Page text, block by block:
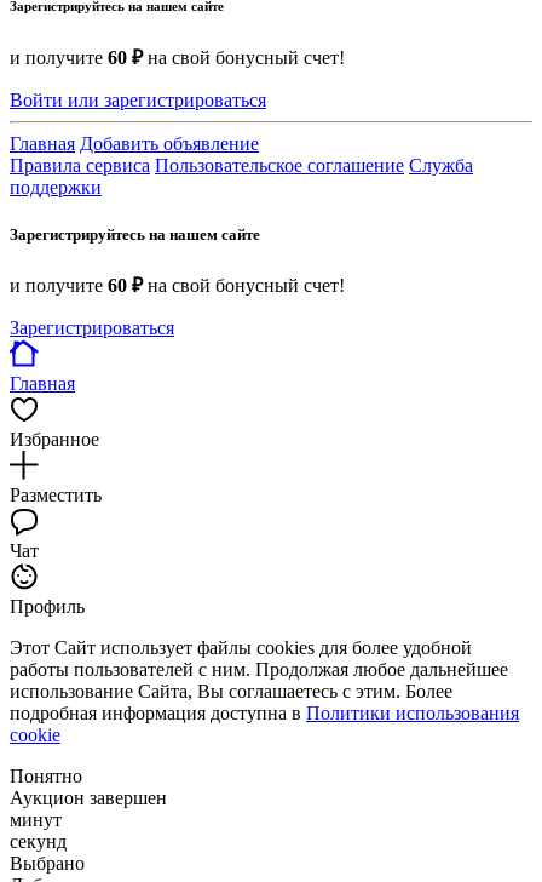
Зарегистрируйтесь на нашем сайте
и получите 60 ₽на свой бонусный счет!
Войти или зарегистрироваться
Главная Добавить объявление
Правила сервиса Пользовательское соглашение Служба
поддержки
Зарегистрируйтесь на нашем сайте
и получите 60 ₽на свой бонусный счет!
Зарегистрироваться
Главная
Избранное
Разместить
Чат
Профиль
Этот Сайт использует файлы cookies для более удобной
работы пользователей с ним. Продолжая любое дальнейшее
использование Сайта, Вы соглашаетесь с этим. Более
подробная информация доступна в Политики использования
cookie
Понятно
Аукцион завершен
минут
секунд
Выбрано